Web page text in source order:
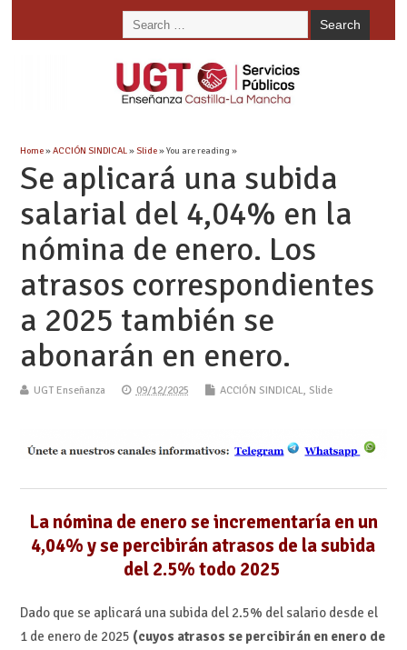
Home»ACCIÓN SINDICAL»Slide» You are reading »
Se aplicará una subida
salarial del 4,04% en la
nómina de enero. Los
atrasos correspondientes
a 2025 también se
abonarán en enero.
UGT Enseñanza 09/12/2025 ACCIÓN SINDICAL, Slide
La nómina de enero se incrementaría en un
4,04% y se percibirán atrasos de la subida
del 2.5% todo 2025
Dado que se aplicará una subida del 2.5% del salario desde el
1 de enero de 2025 (cuyos atrasos se percibirán en enero de